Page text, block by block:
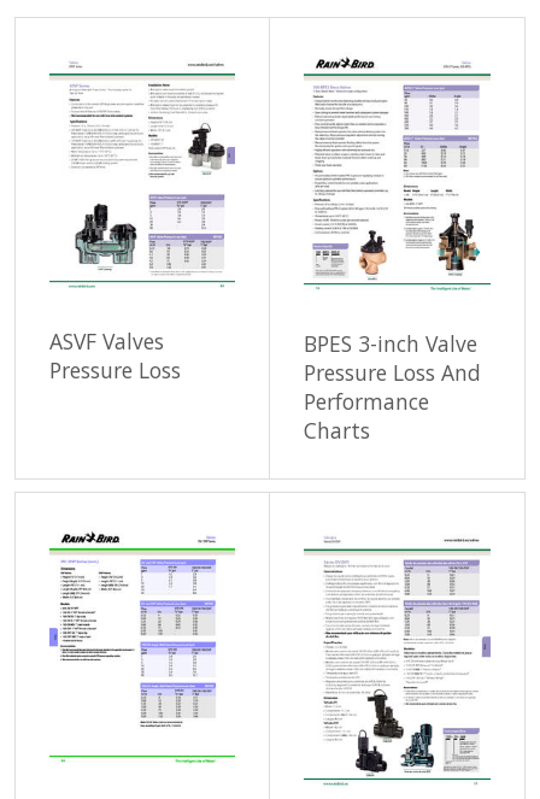
ASVF Valves
Pressure Loss
BPES 3-inch Valve
Pressure Loss And
Performance
Charts